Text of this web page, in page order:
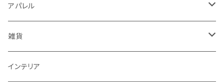
スタンプ・はんこ
ノート・手帳・カレンダー
ラッピングペーパー・封筒
スマホリング
マルチクロス（メガネ拭き）
トートバッグ・ランチバッグ
がま口バッグ
アパレル
Tシャツ
ワンピース
雑貨
ポーチ
インテリア